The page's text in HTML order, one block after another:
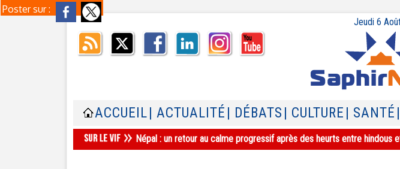
Poster sur :
Jeudi 6
ACCUEIL | ACTUALITÉ | DÉBATS | CULTURE | SANTÉ
Népal : un retour au calme progressif après des heurts entre hindous